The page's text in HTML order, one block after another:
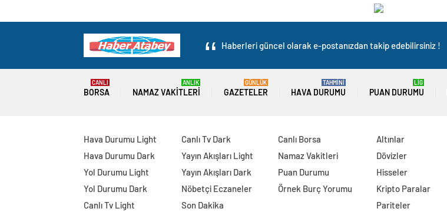
Haberleri güncel olarak e-postanızdan takip edebilirsiniz !
BORSA
CANLI
NAMAZ VAKITLERI
ANLIK
GAZETELER
GÜNLÜK
HAVA DURUMU
TAHMİNİ
PUAN DURUMU
LİG
Hava Durumu Light
Hava Durumu Dark
Yol Durumu Light
Yol Durumu Dark
Canlı Tv Light
Canlı Tv Dark
Yayın Akışları Light
Yayın Akışları Dark
Nöbetçi Eczaneler
Son Dakika
Canlı Borsa
Namaz Vakitleri
Puan Durumu
Örnek Burç Yorumu
Altınlar
Dövizler
Hisseler
Kripto Paralar
Pariteler